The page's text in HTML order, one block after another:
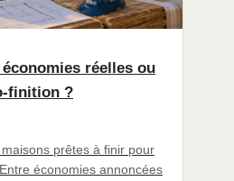
réelles ou
finition ?
prêtes à finir pour
économies annoncées